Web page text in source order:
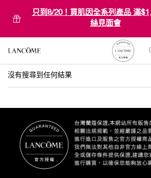
只到8/20！買肌因全系列產品 滿
絲見面會
沒有搜尋到任何結果